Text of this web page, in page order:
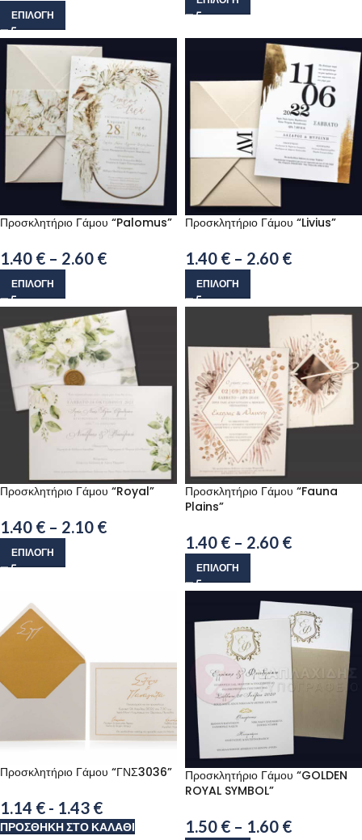
ΕΠΙΛΟΓΉ
Προσκλητήριο Γάμου “Palomus”
1.40 € – 2.60 €
ΕΠΙΛΟΓΉ
Προσκλητήριο Γάμου “Livius”
1.40 € – 2.60 €
ΕΠΙΛΟΓΉ
Προσκλητήριο Γάμου “Royal”
1.40 € – 2.10 €
ΕΠΙΛΟΓΉ
Προσκλητήριο Γάμου “Fauna
Plains”
1.40 € – 2.60 €
ΕΠΙΛΟΓΉ
Προσκλητήριο Γάμου “ΓΝΣ3036”
1.14 € - 1.43 €
ΠΡΟΣΘΉΚΗ ΣΤΟ ΚΑΛΆΘΙ
Προσκλητήριο Γάμου “GOLDEN
ROYAL SYMBOL”
1.50 € – 1.60 €